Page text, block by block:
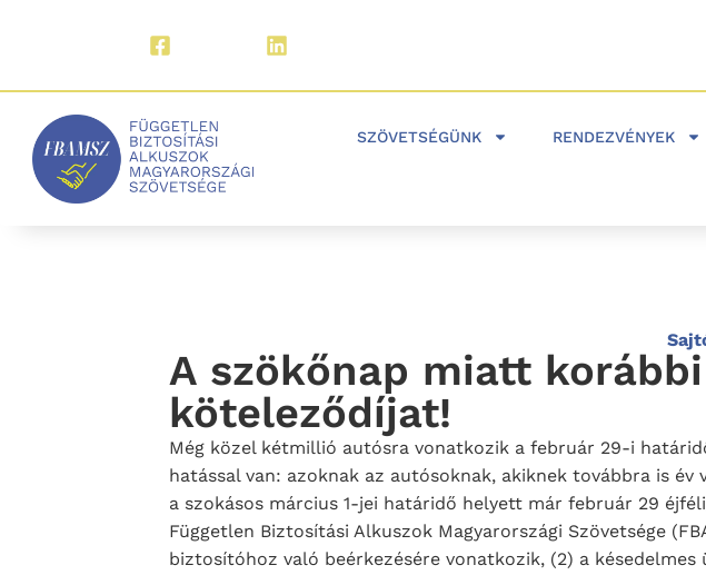
SZÖVETSÉGÜNK RENDEZVÉNYEK
A szökőnap miatt
köteleződíjat!
Még közel kétmillió autósra vonatkozik a február 29-i
hatással van: azoknak az autósoknak, akiknek továbbra is
a szokásos március 1-jei határidő helyett már február 29
Független Biztosítási Alkuszok Magyarországi Szövetsége
biztosítóhoz való beérkezésére vonatkozik, (2) a